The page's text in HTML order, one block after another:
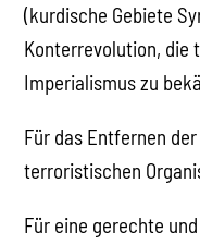
(kurdische Gebiete
Konterrevolution, die
Imperialismus zu
Für das Entfernen
terroristischen
Für eine gerechte